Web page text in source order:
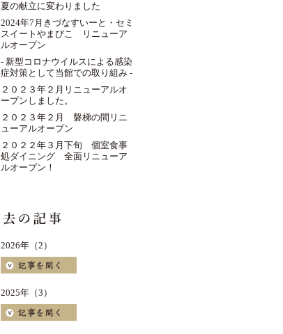
夏の献立に変わりました
2024年7月きづなすいーと・セミ
スイートやまびこ リニューア
ルオープン
- 新型コロナウイルスによる感染
症対策として当館での取り組み -
２０２３年２月リニューアルオ
ープンしました。
２０２３年２月 磐梯の間リニ
ューアルオープン
２０２２年３月下旬 個室食事
処ダイニング 全面リニューア
ルオープン！
2026年（2）
2025年（3）